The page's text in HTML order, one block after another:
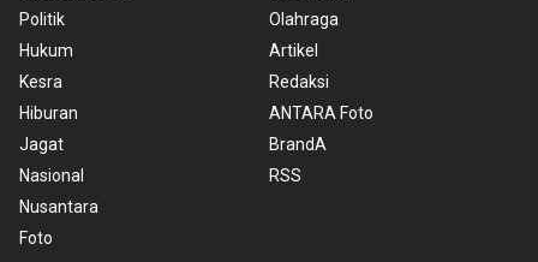
Politik
Hukum
Kesra
Hiburan
Jagat
Nasional
Nusantara
Foto
Olahraga
Artikel
Redaksi
ANTARA Foto
BrandA
RSS